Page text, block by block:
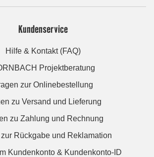
Kundenservice
Hilfe & Kontakt (FAQ)
Projektberatung
zur Onlinebestellung
zu Versand und Lieferung
zu Zahlung und Rechnung
Rückgabe und Reklamation
Kundenkonto & Kundenkonto-ID